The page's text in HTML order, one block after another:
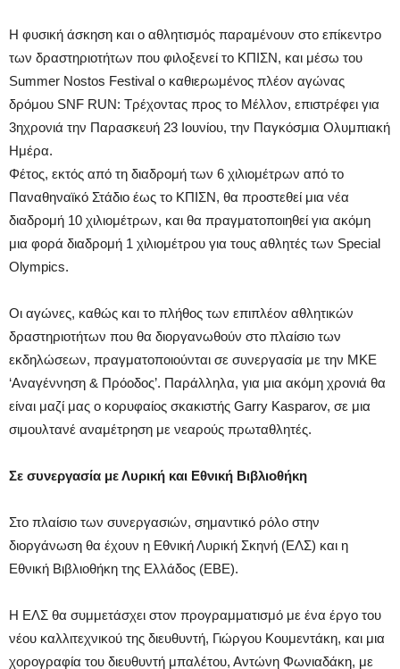
Η φυσική άσκηση και ο αθλητισμός παραμένουν στο επίκεντρο
των δραστηριοτήτων που φιλοξενεί το ΚΠΙΣΝ, και μέσω του
Summer Nostos Festival ο καθιερωμένος πλέον αγώνας
δρόμου SNF RUN: Τρέχοντας προς το Μέλλον, επιστρέφει για
3ηχρονιά την Παρασκευή 23 Ιουνίου, την Παγκόσμια Ολυμπιακή
Ημέρα.
Φέτος, εκτός από τη διαδρομή των 6 χιλιομέτρων από το
Παναθηναϊκό Στάδιο έως το ΚΠΙΣΝ, θα προστεθεί μια νέα
διαδρομή 10 χιλιομέτρων, και θα πραγματοποιηθεί για ακόμη
μια φορά διαδρομή 1 χιλιομέτρου για τους αθλητές των Special
Olympics.
Οι αγώνες, καθώς και το πλήθος των επιπλέον αθλητικών
δραστηριοτήτων που θα διοργανωθούν στο πλαίσιο των
εκδηλώσεων, πραγματοποιούνται σε συνεργασία με την ΜΚΕ
‘Αναγέννηση & Πρόοδος’. Παράλληλα, για μια ακόμη χρονιά θα
είναι μαζί μας ο κορυφαίος σκακιστής Garry Kasparov, σε μια
σιμουλτανέ αναμέτρηση με νεαρούς πρωταθλητές.
Σε συνεργασία με Λυρική και Εθνική Βιβλιοθήκη
Στο πλαίσιο των συνεργασιών, σημαντικό ρόλο στην
διοργάνωση θα έχουν η Εθνική Λυρική Σκηνή (ΕΛΣ) και η
Εθνική Βιβλιοθήκη της Ελλάδος (ΕΒΕ).
Η ΕΛΣ θα συμμετάσχει στον προγραμματισμό με ένα έργο του
νέου καλλιτεχνικού της διευθυντή, Γιώργου Κουμεντάκη, και μια
χορογραφία του διευθυντή μπαλέτου, Αντώνη Φωνιαδάκη, με